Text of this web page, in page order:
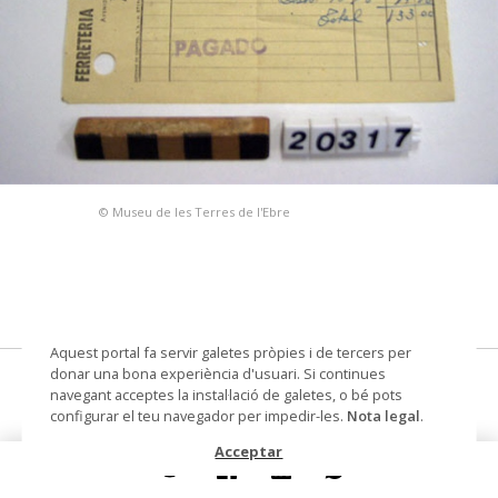
© Museu de les Terres de l'Ebre
Ferreteria Fausto Cabanes
docum proveidors carr Ferreres
Aquest portal fa servir galetes pròpies i de tercers per
donar una bona experiència d'usuari. Si continues
navegant acceptes la instal·lació de galetes, o bé pots
configurar el teu navegador per impedir-les. Nota legal.
Acceptar